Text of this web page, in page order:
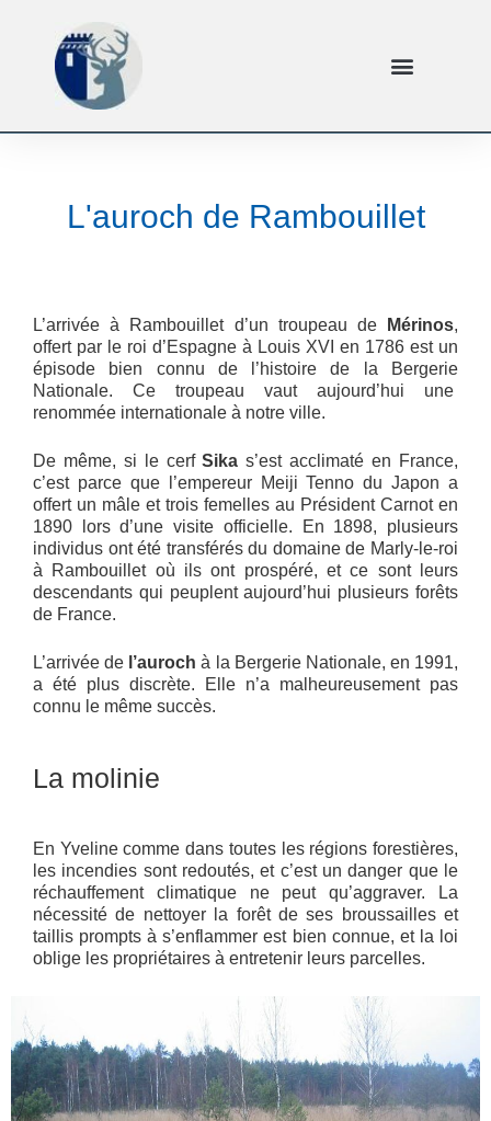
L'auroch de Rambouillet
L’arrivée à Rambouillet d’un troupeau de Mérinos,
offert par le roi d’Espagne à Louis XVI en 1786 est un
épisode bien connu de l’histoire de la Bergerie
Nationale. Ce troupeau vaut aujourd’hui une
renommée internationale à notre ville.
De même, si le cerfSika s’est acclimaté en France,
c’est parce que l’empereur Meiji Tenno du Japon a
offert un mâle et trois femelles au Président Carnot en
1890 lors d’une visite officielle. En 1898, plusieurs
individus ont été transférés du domaine de Marly-le-roi
à Rambouillet où ils ont prospéré, et ce sont leurs
descendants qui peuplent aujourd’hui plusieurs forêts
de France.
L’arrivée de l’auroch à la Bergerie Nationale, en 1991,
a été plus discrète. Elle n’a malheureusement pas
connu le même succès.
La molinie
En Yveline comme dans toutes les régions forestières,
les incendies sont redoutés, et c’est un danger que le
réchauffement climatique ne peut qu’aggraver. La
nécessité de nettoyer la forêt de ses broussailles et
taillis prompts à s’enflammer est bien connue, et la loi
oblige les propriétaires à entretenir leurs parcelles.